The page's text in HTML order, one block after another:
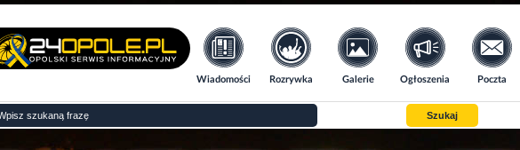
Wiadomości Rozrywka Galerie Ogłoszenia Poczta
Szukaj